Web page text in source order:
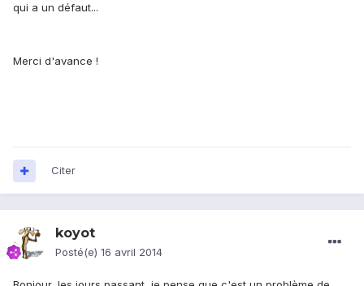
qui a un défaut...
Merci d'avance !
Citer
koyot
Posté(e) 16 avril 2014